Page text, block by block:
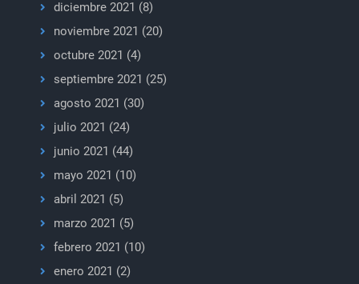
diciembre 2021 (8)
noviembre 2021 (20)
octubre 2021 (4)
septiembre 2021 (25)
agosto 2021 (30)
julio 2021 (24)
junio 2021 (44)
mayo 2021 (10)
abril 2021 (5)
marzo 2021 (5)
febrero 2021 (10)
enero 2021 (2)